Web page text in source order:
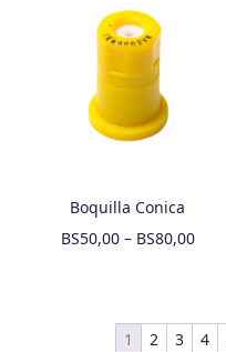
Boquilla Conica
BS50,00– BS80,00
1 2 3 4